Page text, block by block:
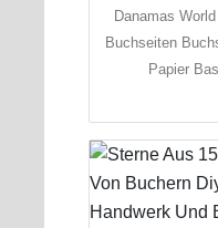
Danamas
Buchseiten
Papier